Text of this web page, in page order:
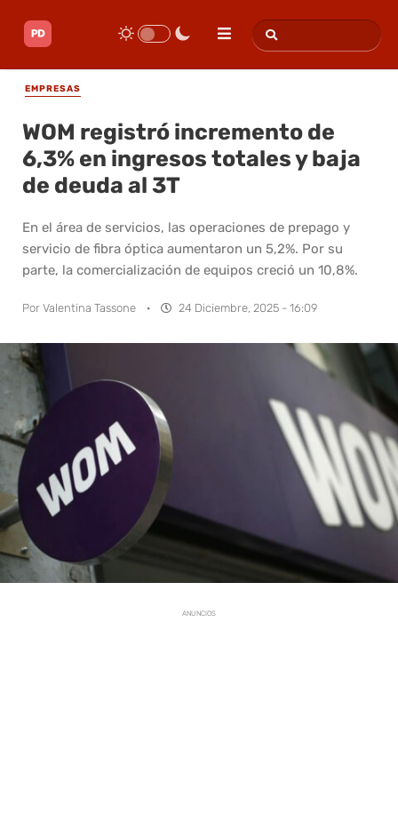
EMPRESAS
WOM registró incremento de
6,3% en ingresos totales y baja
de deuda al 3T
En el área de servicios, las operaciones de prepago y
servicio de fibra óptica aumentaron un 5,2%. Por su
parte, la comercialización de equipos creció un 10,8%.
Por Valentina Tassone · 24 Diciembre, 2025 - 16:09
ANUNCIOS